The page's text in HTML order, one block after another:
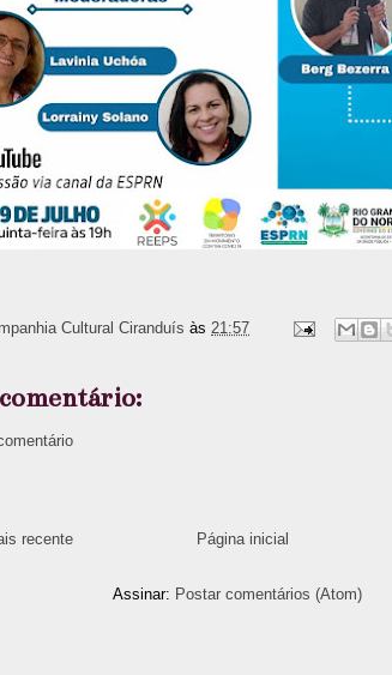
Cultural Ciranduís às 21:57
recente Página inicial
Assinar: Postar comentários (Atom)